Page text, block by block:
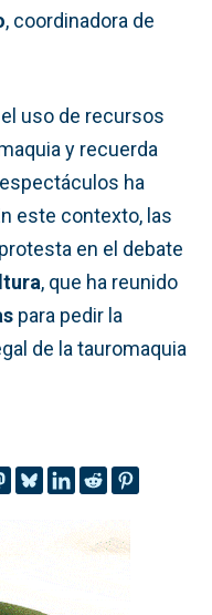
, coordinadora de
uso de recursos
y recuerda
ha
este contexto, las
en el debate
, que ha reunido
para pedir la
de la tauromaquia